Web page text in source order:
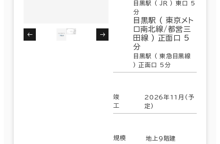
目黒駅 ( ＪＲ ) 東口 5
分
目黒駅 ( 東京メト
ロ南北線/都営三
田線 ) 正面口 5
分
目黒駅 ( 東急目黒線
) 正面口 5分
竣
工
2026年11月(予
定)
規模 地上9階建